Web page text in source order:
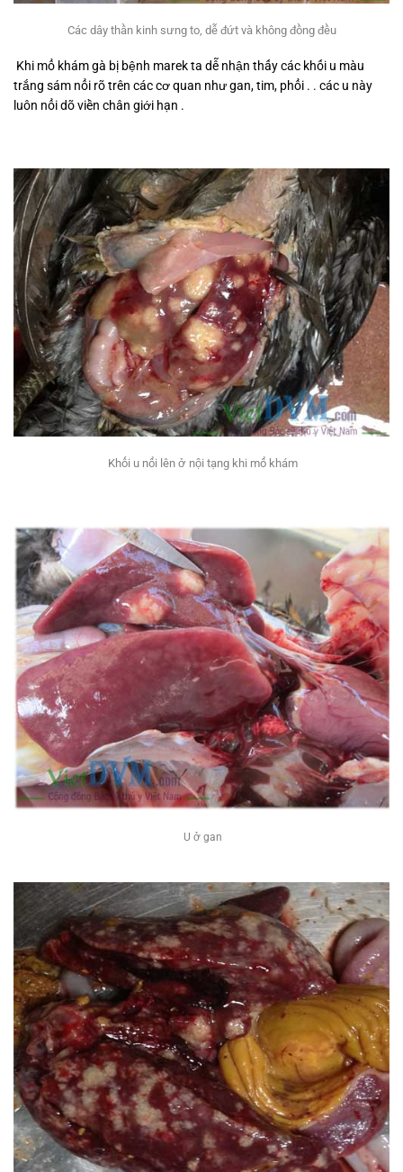
Các dây thần kinh sưng to, dễ đứt và không đồng đều
Khi mổ khám gà bị bệnh marek ta dễ nhận thấy các khối u màu
trắng sám nổi rõ trên các cơ quan như gan, tim, phổi . . các u này
luôn nổi dõ viền chân giới hạn .
Khối u nổi lên ở nội tạng khi mổ khám
U ở gan